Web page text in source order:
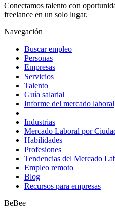
Conectamos talento con
freelance en un solo lugar.
Navegación
Buscar empleo
Personas
Empresas
Servicios
Talento
Guía salarial
Informe del mercado laboral
Industrias
Mercado Laboral por
Habilidades
Profesiones
Tendencias del Mercado
Empleo remoto
Blog
Recursos para empresas
BeBee